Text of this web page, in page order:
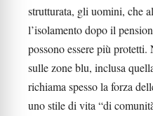
strutturata, gli uomini, che
l’isolamento dopo il
possono essere più
sulle zone blu, inclusa
richiama spesso la forza
uno stile di vita “di